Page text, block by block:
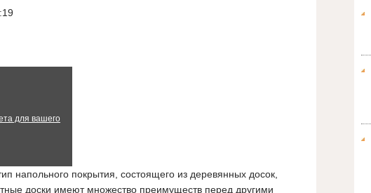
для вашего
напольного покрытия, состоящего из деревянных досок,
доски имеют множество преимуществ перед другими